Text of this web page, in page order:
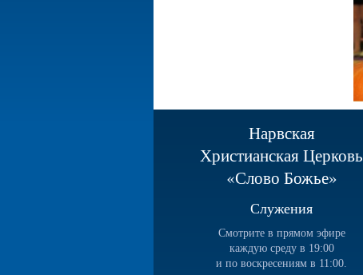
Нарвская
Христианская Церковь
«Слово Божье»
Служения
Смотрите в прямом эфире
каждую среду в 19:00
и по воскресениям в 11:00.